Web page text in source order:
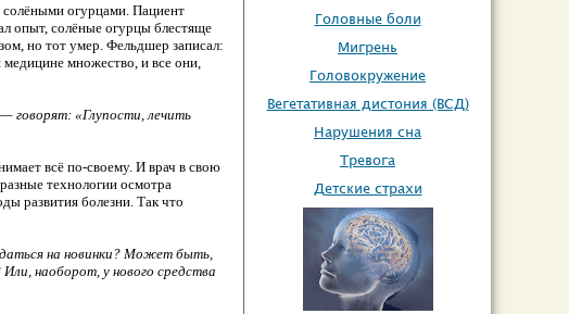
огурцами. Пациент
опыт, солёные огурцы блестяще
но тот умер. Фельдшер записал:
множество, и все они,
говорят: «Глупости, лечить
всё по-своему. И врач в свою
технологии осмотра
развития болезни. Так что
на новинки? Может быть,
наоборот, у нового средства
Головные боли
Мигрень
Головокружение
Вегетативная дистония (ВСД)
Нарушения сна
Тревога
Детские страхи